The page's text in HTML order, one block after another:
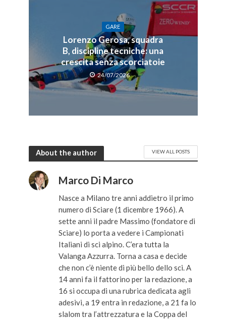
GARE
Lorenzo Gerosa, squadra
B, discipline tecniche: una
crescita senza scorciatoie
24/07/2026
About the author VIEW ALL POSTS
Marco Di Marco
Nasce a Milano tre anni addietro il primo
numero di Sciare (1 dicembre 1966). A
sette anni il padre Massimo (fondatore di
Sciare) lo porta a vedere i Campionati
Italiani di sci alpino. C’era tutta la
Valanga Azzurra. Torna a casa e decide
che non c’è niente di più bello dello sci. A
14 anni fa il fattorino per la redazione, a
16 si occupa di una rubrica dedicata agli
adesivi, a 19 entra in redazione, a 21 fa lo
slalom tra l’attrezzatura e la Coppa del